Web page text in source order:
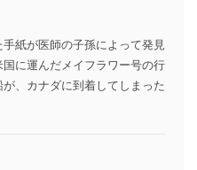
紙が医師の子孫によって発見
に運んだメイフラワー号の行
、カナダに到着してしまった